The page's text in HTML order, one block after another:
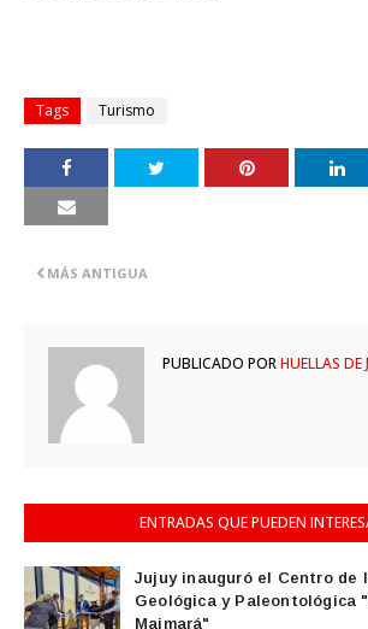
Tags Turismo
MÁS ANTIGUA
PUBLICADO PORHUELLAS DE
ENTRADAS QUE PUEDEN
Jujuy inauguró el Centro de
Geológica y Paleontológica
Maimará"